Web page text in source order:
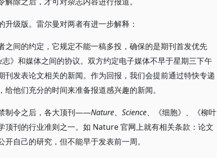
级版。雷尔曼对两者有进一步解释：
之间的约定，它规定不能一稿多投，确保的是期刊首发优先
》和媒体之间的协议。双方约定电子媒体不早于星期三下午
刊发表论文相关的新闻。作为回报，我们会提前通过特快专递
他们充分的时间来准备报道感兴趣的新闻。
制令之后，各大顶刊——Nature、 Science、《细胞》、《柳叶
顶刊的行业准则之一。如 Nature 官网上就有相关条款：论文
自己的研究，但不能早于发表前一周。